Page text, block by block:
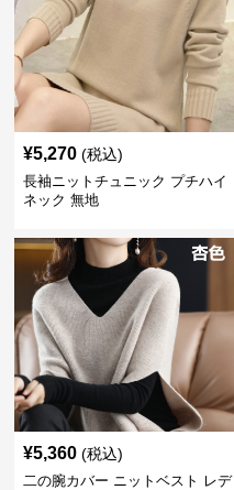
¥5,270 (税込)
長袖ニットチュニック プチハイ
ネック 無地
¥5,360 (税込)
二の腕カバー ニットベスト レデ